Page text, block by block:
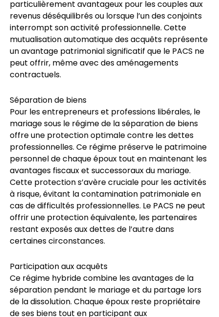
particulièrement avantageux pour les couples aux
revenus déséquilibrés ou lorsque l’un des conjoints
interrompt son activité professionnelle. Cette
mutualisation automatique des acquêts représente
un avantage patrimonial significatif que le PACS ne
peut offrir, même avec des aménagements
contractuels.
Séparation de biens
Pour les entrepreneurs et professions libérales, le
mariage sous le régime de la séparation de biens
offre une protection optimale contre les dettes
professionnelles. Ce régime préserve le patrimoine
personnel de chaque époux tout en maintenant les
avantages fiscaux et successoraux du mariage.
Cette protection s’avère cruciale pour les activités
à risque, évitant la contamination patrimoniale en
cas de difficultés professionnelles. Le PACS ne peut
offrir une protection équivalente, les partenaires
restant exposés aux dettes de l’autre dans
certaines circonstances.
Participation aux acquêts
Ce régime hybride combine les avantages de la
séparation pendant le mariage et du partage lors
de la dissolution. Chaque époux reste propriétaire
de ses biens tout en participant aux